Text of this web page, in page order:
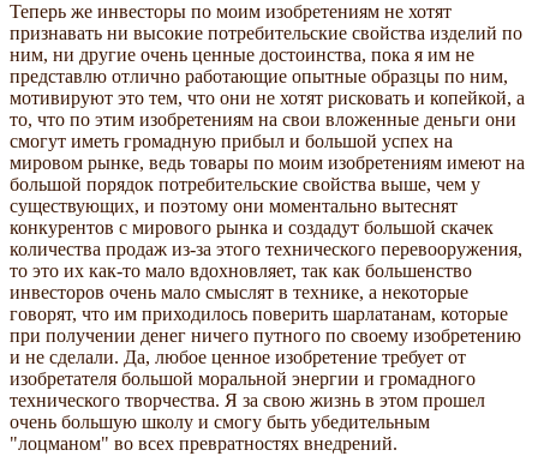
Теперь же инвесторы по моим изобретениям не хотят
признавать ни высокие потребительские свойства изделий по
ним, ни другие очень ценные достоинства, пока я им не
представлю отлично работающие опытные образцы по ним,
мотивируют это тем, что они не хотят рисковать и копейкой, а
то, что по этим изобретениям на свои вложенные деньги они
смогут иметь громадную прибыл и большой успех на
мировом рынке, ведь товары по моим изобретениям имеют на
большой порядок потребительские свойства выше, чем у
существующих, и поэтому они моментально вытеснят
конкурентов с мирового рынка и создадут большой скачек
количества продаж из-за этого технического перевооружения,
то это их как-то мало вдохновляет, так как большенство
инвесторов очень мало смыслят в технике, а некоторые
говорят, что им приходилось поверить шарлатанам, которые
при получении денег ничего путного по своему изобретению
и не сделали. Да, любое ценное изобретение требует от
изобретателя большой моральной энергии и громадного
технического творчества. Я за свою жизнь в этом прошел
очень большую школу и смогу быть убедительным
"лоцманом" во всех превратностях внедрений.